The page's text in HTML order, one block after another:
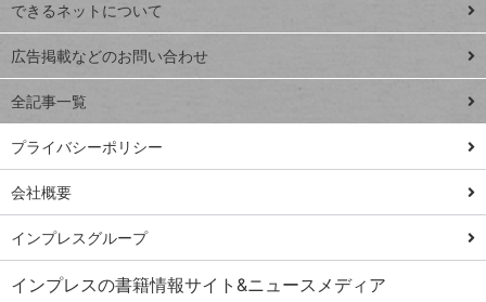
close
閉じ
る
Excel Q&A
トイアンナ流仕
事術
ではじめる業務
の完全自動化
AI議事録作成術
Windows 11
Q&A
できるネットについて
広告掲載などのお問い合わせ
全記事一覧
プライバシーポリシー
会社概要
インプレスグループ
インプレスの書籍情報サイト&ニュースメディア